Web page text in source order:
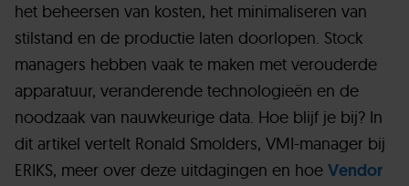
het beheersen van kosten, het minimaliseren van
stilstand en de productie laten doorlopen. Stock
managers hebben vaak te maken met verouderde
apparatuur, veranderende technologieën en de
noodzaak van nauwkeurige data. Hoe blijf je bij? In
dit artikel vertelt Ronald Smolders, VMI-manager bij
ERIKS, meer over deze uitdagingen en hoe Vendor